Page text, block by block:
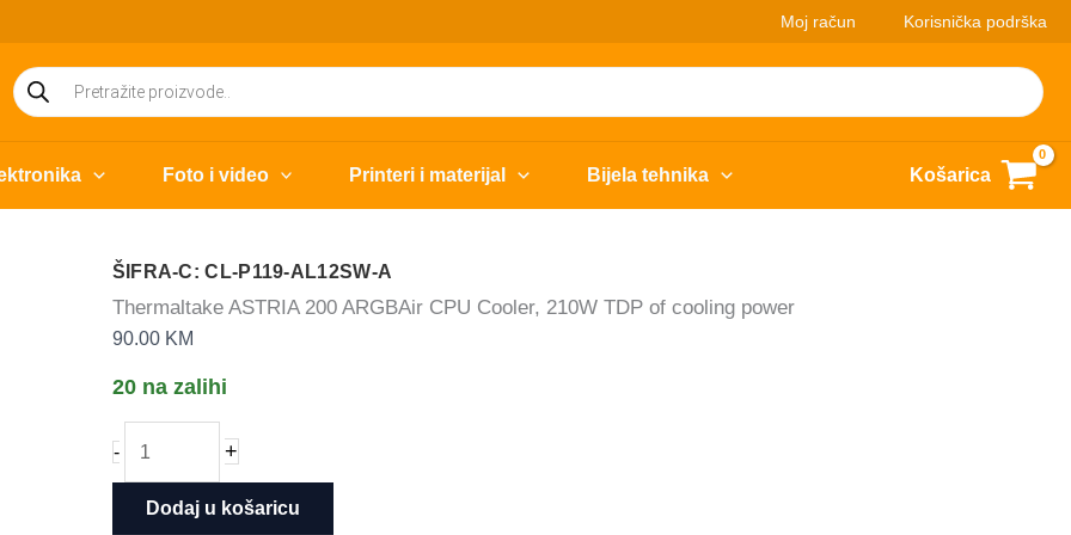
Moj račun Korisnička podrška
Products
search
Foto i video Printeri i materijal Bijela tehnika Košarica
ŠIFRA-C: CL-P119-AL12SW-A
Thermaltake ASTRIA 200 ARGBAir CPU Cooler, 210W TDP of cooling power
90.00 KM
20 na zalihi
-
Thermaltake
ASTRIA
ARGBAir
+
Dodaj u košaricu